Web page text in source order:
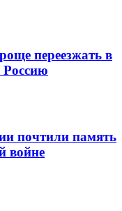
переезжать в
Россию
почтили память
войне